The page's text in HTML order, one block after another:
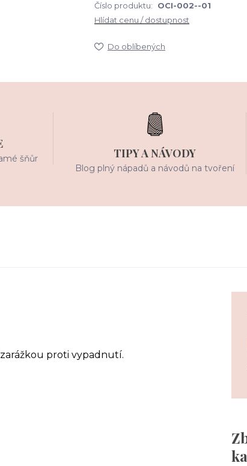
Číslo produktu: OCI-002--01
Hlídat cenu / dostupnost
Do oblíbených
šňůr TIPY A NÁVODY
Blog plný nápadů a návodů na tvoření
proti vypadnutí.